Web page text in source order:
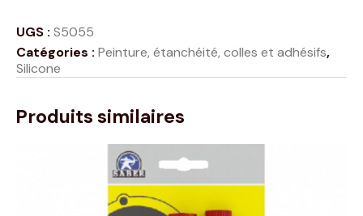
UGS : S5055
Catégories : Peinture, étanchéité, colles et adhésifs,
Silicone
Produits similaires